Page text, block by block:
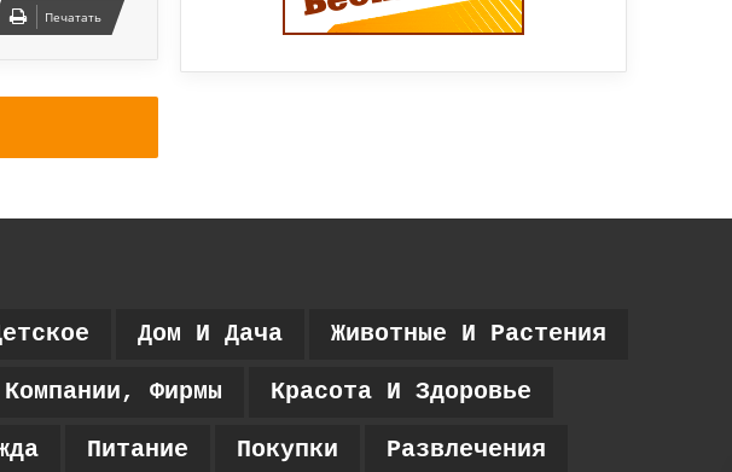
Печатать
Дом И Дача Животные И Растения
Компании, Фирмы Красота И Здоровье
Питание Покупки Развлечения